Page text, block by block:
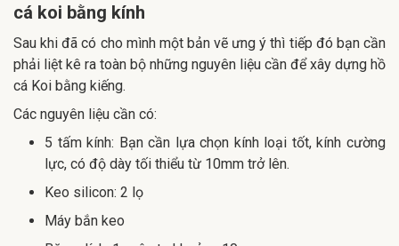
cá koi bằng kính
Sau khi đã có cho mình một bản vẽ ưng ý thì tiếp đó bạn cần
phải liệt kê ra toàn bộ những nguyên liệu cần để xây dựng hồ
cá Koi bằng kiếng.
Các nguyên liệu cần có:
5 tấm kính: Bạn cần lựa chọn kính loại tốt, kính cường
lực, có độ dày tối thiểu từ 10mm trở lên.
Keo silicon: 2 lọ
Máy bắn keo